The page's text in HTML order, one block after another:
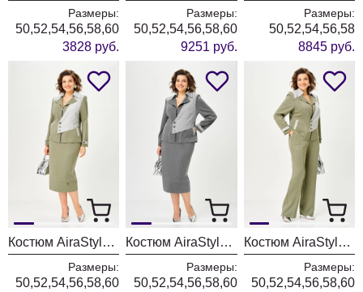
Размеры:
50,52,54,56,58,60
3828 руб.
Размеры:
50,52,54,56,58,60
9251 руб.
Размеры:
50,52,54,56,58
8845 руб.
Костюм AiraStyle 24148 олива
Размеры:
50,52,54,56,58,60
Костюм AiraStyle 24148 серый
Размеры:
50,52,54,56,58,60
Костюм AiraStyle 24258 олива
Размеры:
50,52,54,56,58,60